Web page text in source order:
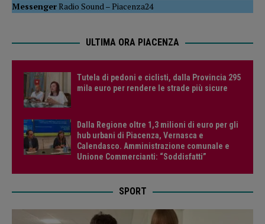
MessengerRadio Sound–Piacenza24
ULTIMA ORA PIACENZA
Tutela di pedoni e ciclisti, dalla Provincia 295
mila euro per rendere le strade più sicure
Dalla Regione oltre 1,3 milioni di euro per gli
hub urbani di Piacenza, Vernasca e
Calendasco. Amministrazione comunale e
Unione Commercianti: “Soddisfatti”
SPORT